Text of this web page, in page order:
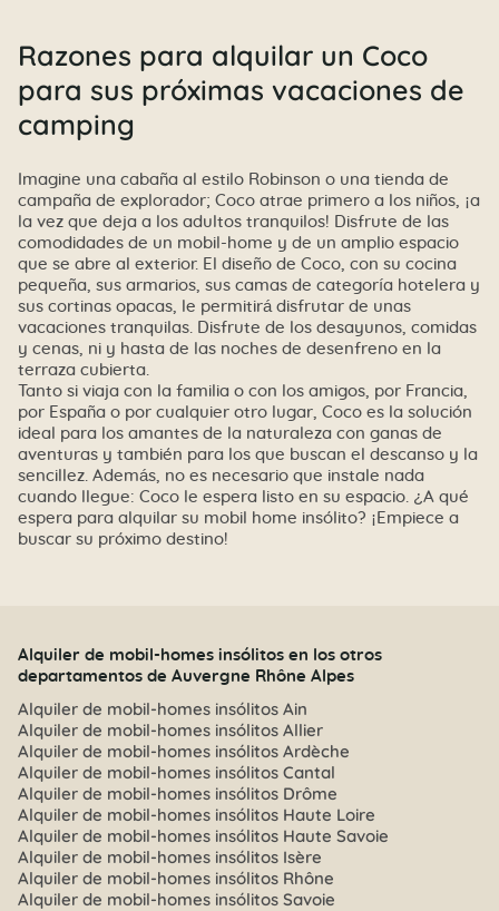
Razones para alquilar un Coco
para sus próximas vacaciones de
camping
Imagine una cabaña al estilo Robinson o una tienda de
campaña de explorador; Coco atrae primero a los niños, ¡a
la vez que deja a los adultos tranquilos! Disfrute de las
comodidades de un mobil-home y de un amplio espacio
que se abre al exterior. El diseño de Coco, con su cocina
pequeña, sus armarios, sus camas de categoría hotelera y
sus cortinas opacas, le permitirá disfrutar de unas
vacaciones tranquilas. Disfrute de los desayunos, comidas
y cenas, ni y hasta de las noches de desenfreno en la
terraza cubierta.
Tanto si viaja con la familia o con los amigos, por Francia,
por España o por cualquier otro lugar, Coco es la solución
ideal para los amantes de la naturaleza con ganas de
aventuras y también para los que buscan el descanso y la
sencillez. Además, no es necesario que instale nada
cuando llegue: Coco le espera listo en su espacio. ¿A qué
espera para alquilar su mobil home insólito? ¡Empiece a
buscar su próximo destino!
Alquiler de mobil-homes insólitos en los otros
departamentos de Auvergne Rhône Alpes
Alquiler de mobil-homes insólitos Ain
Alquiler de mobil-homes insólitos Allier
Alquiler de mobil-homes insólitos Ardèche
Alquiler de mobil-homes insólitos Cantal
Alquiler de mobil-homes insólitos Drôme
Alquiler de mobil-homes insólitos Haute Loire
Alquiler de mobil-homes insólitos Haute Savoie
Alquiler de mobil-homes insólitos Isère
Alquiler de mobil-homes insólitos Rhône
Alquiler de mobil-homes insólitos Savoie